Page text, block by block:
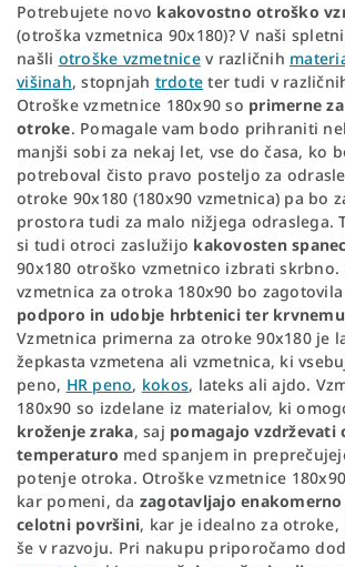
Potrebujete novo kakovostno otroško
(otroška vzmetnica 90x180)? V naši
našli otroške vzmetnicev različnih
višinah, stopnjah trdote ter tudi v
Otroške vzmetnice 180x90 so primerne
otroke. Pomagale vam bodo prihraniti
manjši sobi za nekaj let, vse do časa, ko
potreboval čisto pravo posteljo za
otroke 90x180 (180x90 vzmetnica) pa bo
prostora tudi za malo nižjega odraslega.
si tudi otroci zaslužijo kakovosten spanec
90x180 otroško vzmetnico izbrati skrbno.
vzmetnica za otroka 180x90 bo zagotovila
podporo in udobje hrbtenici ter
Vzmetnica primerna za otroke 90x180 je
žepkasta vzmetena ali vzmetnica, ki
peno, HR peno, kokos, lateks ali ajdo.
180x90 so izdelane iz materialov, ki
kroženje zraka, saj pomagajo vzdrževati
temperaturo med spanjem in
potenje otroka. Otroške vzmetnice
kar pomeni, da zagotavljajo
celotni površini, kar je idealno za otroke,
še v razvoju. Pri nakupu priporočamo